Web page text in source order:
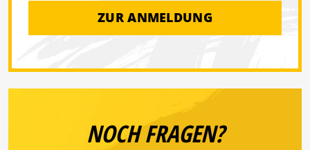
ZUR ANMELDUNG
NOCH FRAGEN?